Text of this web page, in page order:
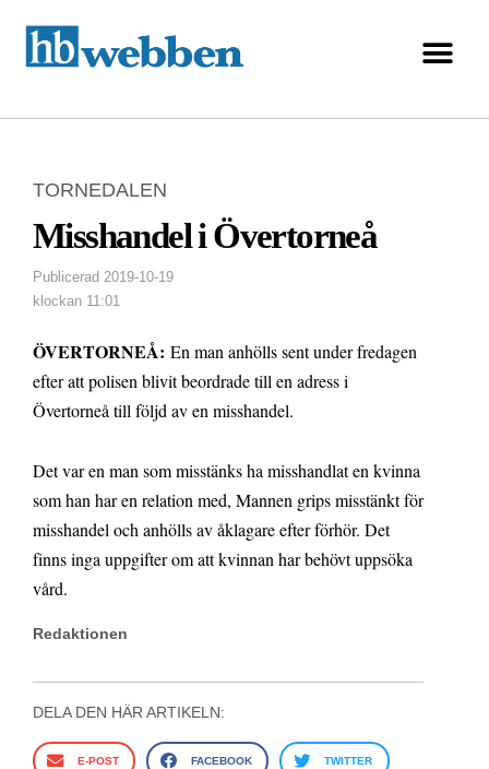
TORNEDALEN
Misshandel i Övertorneå
Publicerad 2019-10-19
klockan 11:01
ÖVERTORNEÅ: En man anhölls sent under fredagen
efter att polisen blivit beordrade till en adress i
Övertorneå till följd av en misshandel.
Det var en man som misstänks ha misshandlat en kvinna
som han har en relation med, Mannen grips misstänkt för
misshandel och anhölls av åklagare efter förhör. Det
finns inga uppgifter om att kvinnan har behövt uppsöka
vård.
Redaktionen
DELA DEN HÄR ARTIKELN:
E-POST FACEBOOK TWITTER